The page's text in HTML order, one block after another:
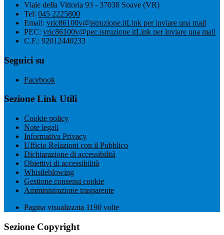
Viale della Vittoria 93 - 37038 Soave (VR)
Tel: 045 2225800
Email: vric86100v@istruzione.itLink per inviare una mail
PEC: vric86100v@pec.istruzione.itLink per inviare una mail
C.F.: 92012440233
Seguici su
Facebook
Sezione Link Utili
Cookie policy
Note legali
Informativa Privacy
Ufficio Relazioni con il Pubblico
Dichiarazione di accessibilità
Obiettivi di accessibilità
Whistleblowing
Gestione consensi cookie
Amministrazione trasparente
Pagina visualizzata 1190 volte
Sezione Copyright